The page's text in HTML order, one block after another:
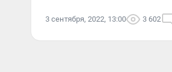
3 сентября, 2022, 13:00 3 602